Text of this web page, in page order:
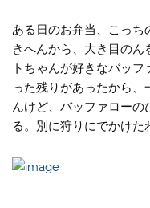
ある日のお弁当、こっ
きへんから、大き目の
トちゃんが好きなバッ
った残りがあったから
んけど、バッファローの
る。別に狩りにでかけた